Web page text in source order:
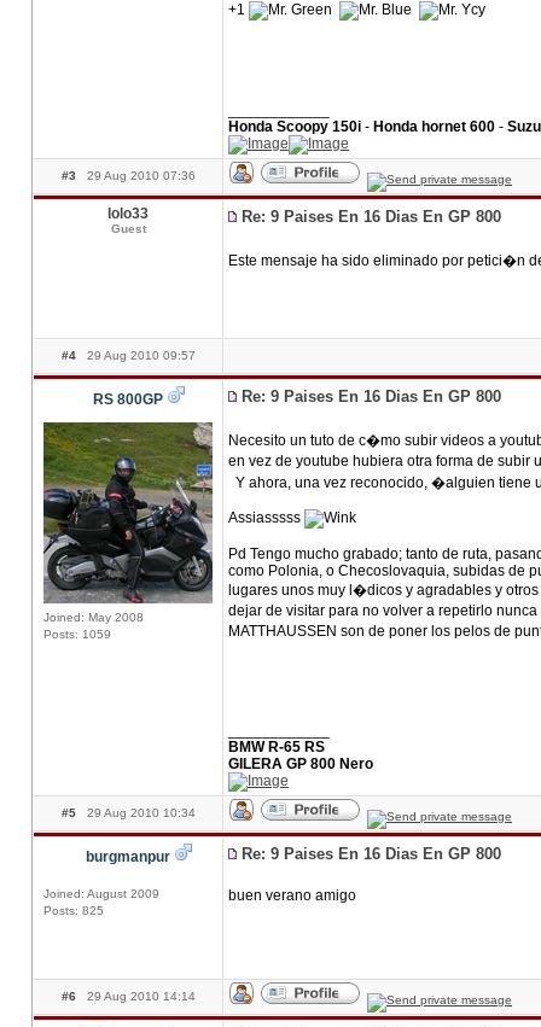
+1
Honda Scoopy 150i - Honda hornet 600 -
#3 29 Aug 2010 07:36
lolo33
Guest
Re: 9 Paises En 16 Dias En GP 800
Este mensaje ha sido eliminado por petici�n
#4 29 Aug 2010 09:57
RS 800GP
Joined: May 2008
Posts: 1059
Re: 9 Paises En 16 Dias En GP 800
Necesito un tuto de c�mo subir videos a
en vez de youtube hubiera otra forma de
Y ahora, una vez reconocido, �alguien tiene
Assiasssss
Pd Tengo mucho grabado; tanto de ruta,
como Polonia, o Checoslovaquia, subidas de
lugares unos muy l�dicos y agradables y
dejar de visitar para no volver a repetirlo
MATTHAUSSEN son de poner los pelos de
BMW R-65 RS
GILERA GP 800 Nero
#5 29 Aug 2010 10:34
burgmanpur
Joined: August 2009
Posts: 825
Re: 9 Paises En 16 Dias En GP 800
buen verano amigo
#6 29 Aug 2010 14:14